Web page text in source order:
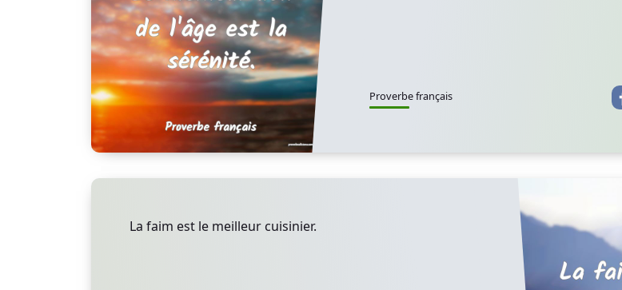
Proverbe français
La faim est le meilleur cuisinier.